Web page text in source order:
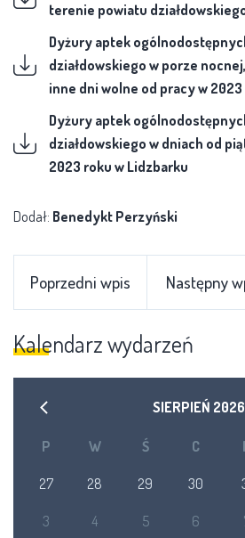
terenie powiatu
Dyżury aptek
działdowskiego w porze
inne dni wolne od pracy w 2023
Dyżury aptek
działdowskiego w dniach od
2023 roku w Lidzbarku
Dodał: Benedykt Perzyński
Poprzedni wpis Następny
Kalendarz wydarzeń
SIERPIEŃ 2026
P W Ś C
27 28 29 30
3 4 5 6